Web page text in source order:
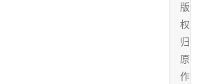
版
权
归
原
作